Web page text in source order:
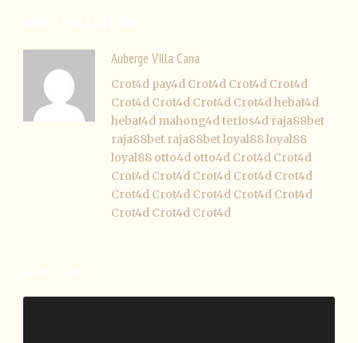
Auberge VIlla Cana
Crot4d pay4d Crot4d Crot4d Crot4d
Crot4d Crot4d Crot4d Crot4dhebat4d
hebat4d mahong4dterios4d raja88bet
raja88bet raja88betloyal88loyal88
loyal88 otto4d otto4d Crot4d Crot4d
Crot4d Crot4d Crot4d Crot4d Crot4d
Crot4d Crot4d Crot4d Crot4d Crot4d
Crot4d Crot4d Crot4d